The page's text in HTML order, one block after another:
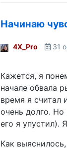
Начинаю
4X_Pro 31
Кажется, я
начале обвала
время я считал
очень долго.
его я упустил).
Как